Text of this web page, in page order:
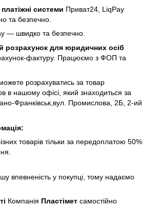
системи Приват24, LiqPay
та безпечно.
— швидко та безпечно.
розрахунок для юридичних осіб
фактуру. Працюємо з ФОП та
розрахуватись за товар
в нашому офісі, який знаходиться за
Франківськ,вул. Промислова, 2Б, 2-ий
товарів тільки за передоплатою 50%
впевненість у покупці, тому надаємо
Компанія Пластімет самостійно